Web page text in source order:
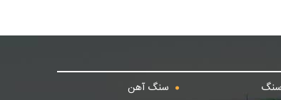
سنگ سنگ آهن